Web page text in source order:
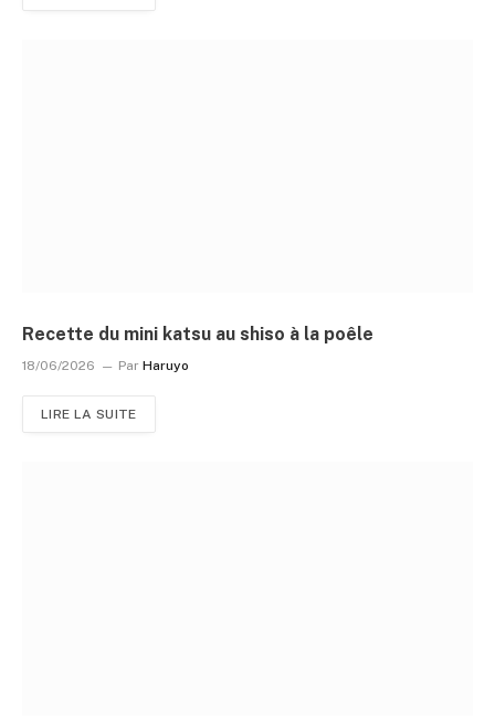
Recette du mini katsu au shiso à la poêle
18/06/2026 Par Haruyo
LIRE LA SUITE